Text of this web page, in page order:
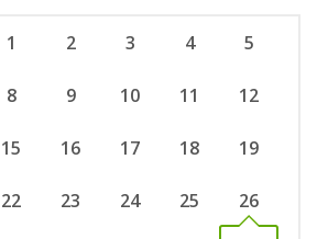
1 2 3 4 5
8 9 10 11 12
15 16 17 18 19
22 23 24 25 26